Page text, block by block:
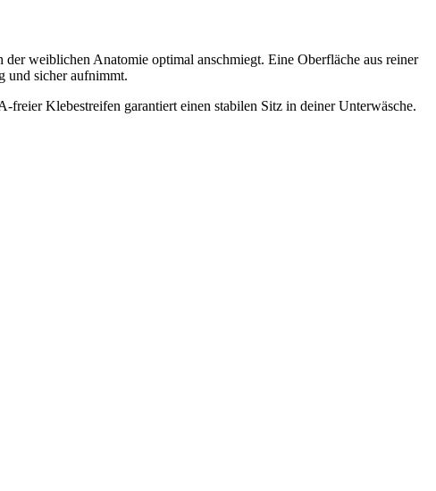
weiblichen Anatomie optimal anschmiegt. Eine Oberfläche aus reiner
und sicher aufnimmt.
Klebestreifen garantiert einen stabilen Sitz in deiner Unterwäsche.